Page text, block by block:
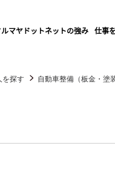
マヤドットネットの強み 仕事
を探す 自動車整備（板金・塗